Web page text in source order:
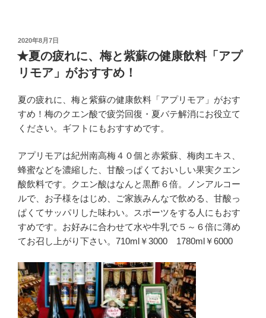
投
稿
日:
2020年8月7日
★夏の疲れに、梅と紫蘇の健康飲料「アプ
リモア」がおすすめ！
夏の疲れに、梅と紫蘇の健康飲料「アプリモア」がおす
すめ！梅のクエン酸で疲労回復・夏バテ解消にお役立て
ください。ギフトにもおすすめです。
アプリモアは紀州南高梅４０個と赤紫蘇、梅肉エキス、
蜂蜜などを濃縮した、甘酸っぱくておいしい果実クエン
酸飲料です。クエン酸はなんと黒酢６倍。ノンアルコー
ルで、お子様をはじめ、ご家族みんなで飲める、甘酸っ
ぱくてサッパリした味わい。スポーツをする人にもおす
すめです。お好みに合わせて水や牛乳で５～６倍に薄め
てお召し上がり下さい。710ml￥3000 1780ml￥6000